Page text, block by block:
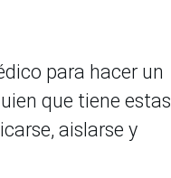
para hacer un
que tiene estas
aislarse y